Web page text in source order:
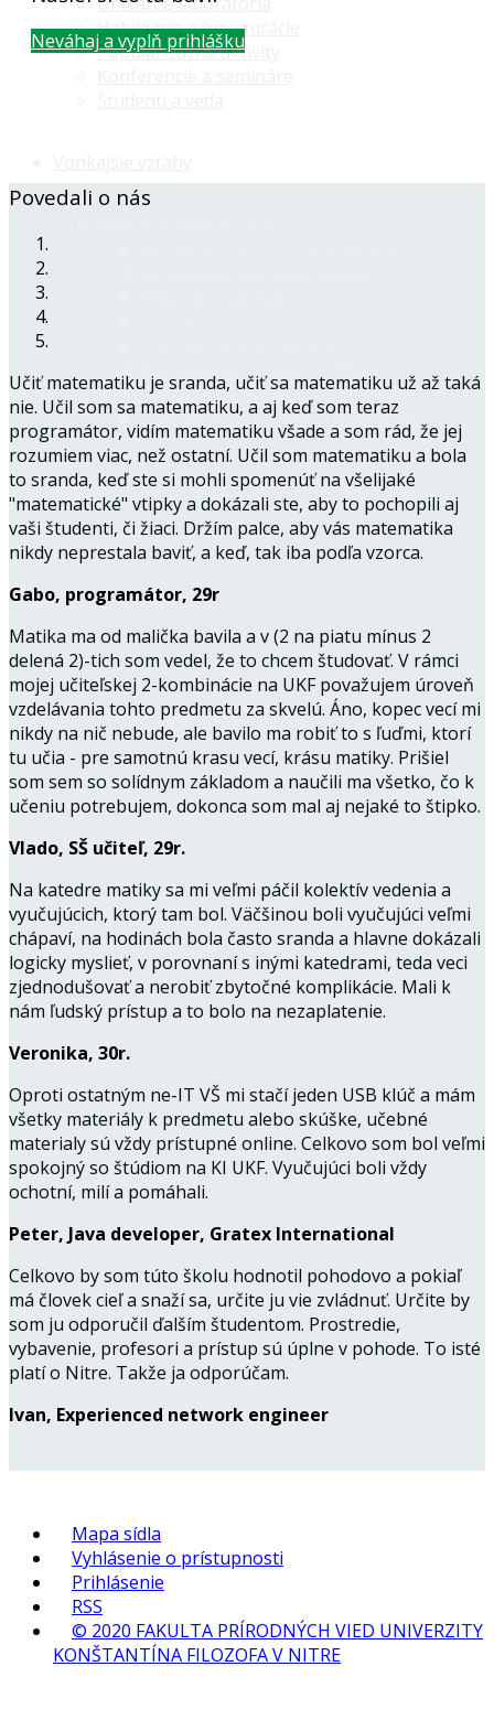
Habilitácie a inaugurácie
Popularizačné aktivity
Koordinácia mobilít na FPVaI
Regionálna spolupráca
Spolupráca s firmami a regiónom
Horizon
Neváhaj a vyplň prihlášku
Povedali o nás
Učiť matematiku je sranda, učiť sa matematiku už až taká
nie. Učil som sa matematiku, a aj keď som teraz
programátor, vidím matematiku všade a som rád, že jej
rozumiem viac, než ostatní. Učil som matematiku a bola
to sranda, keď ste si mohli spomenúť na všelijaké
"matematické" vtipky a dokázali ste, aby to pochopili aj
vaši študenti, či žiaci. Držím palce, aby vás matematika
nikdy neprestala baviť, a keď, tak iba podľa vzorca.
Gabo, programátor, 29r
Matika ma od malička bavila a v (2 na piatu mínus 2
delená 2)-tich som vedel, že to chcem študovať. V rámci
mojej učiteľskej 2-kombinácie na UKF považujem úroveň
vzdelávania tohto predmetu za skvelú. Áno, kopec vecí mi
nikdy na nič nebude, ale bavilo ma robiť to s ľuďmi, ktorí
tu učia - pre samotnú krasu vecí, krásu matiky. Prišiel
som sem so solídnym základom a naučili ma všetko, čo k
učeniu potrebujem, dokonca som mal aj nejaké to štipko.
Vlado, SŠ učiteľ, 29r.
Na katedre matiky sa mi veľmi páčil kolektív vedenia a
vyučujúcich, ktorý tam bol. Väčšinou boli vyučujúci veľmi
chápaví, na hodinách bola často sranda a hlavne dokázali
logicky myslieť, v porovnaní s inými katedrami, teda veci
zjednodušovať a nerobiť zbytočné komplikácie. Mali k
nám ľudský prístup a to bolo na nezaplatenie.
Veronika, 30r.
Oproti ostatným ne-IT VŠ mi stačí jeden USB klúč a mám
všetky materiály k predmetu alebo skúške, učebné
materialy sú vždy prístupné online. Celkovo som bol veľmi
spokojný so štúdiom na KI UKF. Vyučujúci boli vždy
ochotní, milí a pomáhali.
Peter, Java developer, Gratex International
Celkovo by som túto školu hodnotil pohodovo a pokiaľ
má človek cieľ a snaží sa, určite ju vie zvládnuť. Určite by
som ju odporučil ďalším študentom. Prostredie,
vybavenie, profesori a prístup sú úplne v pohode. To isté
platí o Nitre. Takže ja odporúčam.
Ivan, Experienced network engineer
Mapa sídla
Vyhlásenie o prístupnosti
Prihlásenie
RSS
© 2020 FAKULTA PRÍRODNÝCH VIED UNIVERZITY
KONŠTANTÍNA FILOZOFA V NITRE